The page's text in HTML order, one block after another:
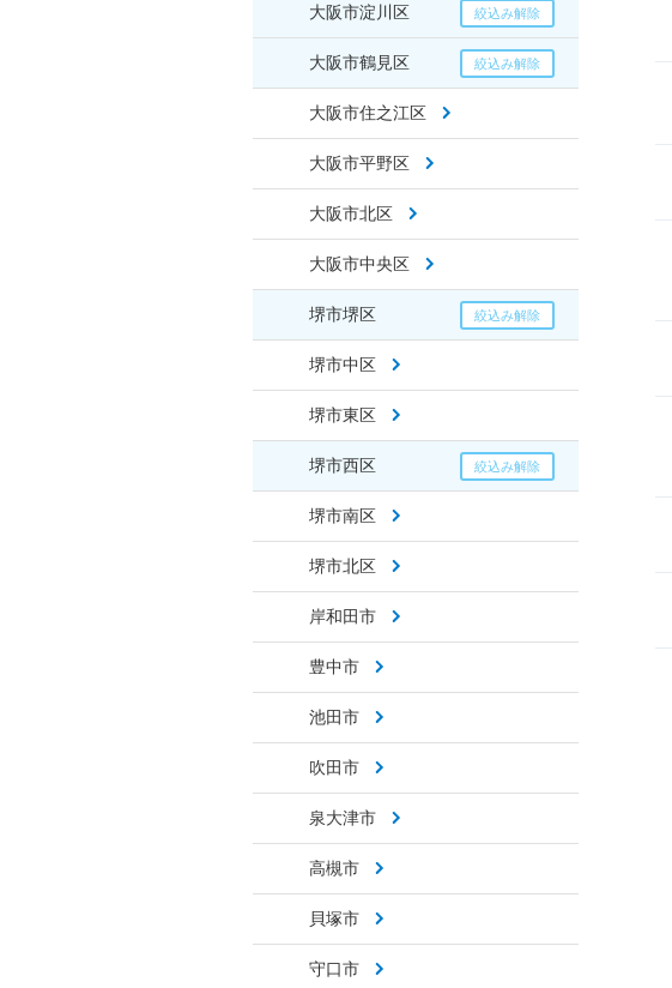
大阪市淀川区
大阪市鶴見区
大阪市住之江区
大阪市平野区
大阪市北区
大阪市中央区
堺市堺区
堺市中区
堺市東区
堺市西区
堺市南区
堺市北区
岸和田市
豊中市
池田市
吹田市
泉大津市
高槻市
貝塚市
守口市